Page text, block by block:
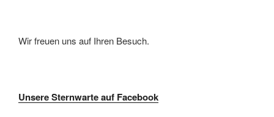
Wir freuen uns auf Ihren Besuch.
Unsere Sternwarte auf Facebook